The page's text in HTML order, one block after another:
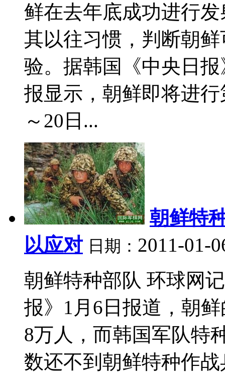
鲜在去年底成功进行
其以往习惯，判断朝
验。据韩国《中央日
报显示，朝鲜即将进
～20日...
朝鲜特
以应对 日期： 2011-01-
朝鲜特种部队 环球网
报》1月6日报道，朝
8万人，而韩国军队特
数还不到朝鲜特种作